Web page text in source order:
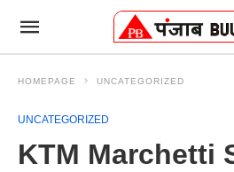
HOMEPAGE UNCATEGORIZED
UNCATEGORIZED
KTM Marchetti